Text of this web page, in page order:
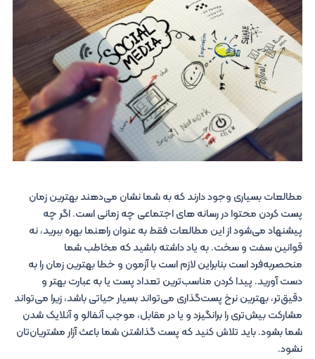
مطالعات بسیاری وجود دارند که به شما نشان می‌دهند بهترین زمان
پست کردن محتوا در رسانه های اجتماعی چه زمانی است. اگر چه
پیشنهاد می‌شود از این مطالعات فقط به عنوان راهنما بهره ببرید، نه
قوانین سفت و سخت. به یاد داشته باشید که مخاطب شما
منحصربه‌فرد است بنابراین لازم است با آزمون و خطا بهترین زمان را به
دست آورید. پیدا کردن مناسب‌ترین تعداد پست یا به عبارت بهتر و
دقیق‌تر، بهترین نرخ پست‌گذاری می‌تواند بسیار حیاتی باشد، زیرا می‌تواند
مشارکت بیش‌تری را برانگیزد و یا در مقابل، موجب آنفالو و آنلایک شدن
شما بشود. باید تلاش کنید که پست گذاشتن شما باعث آزار مشتریان‌تان
نشود.